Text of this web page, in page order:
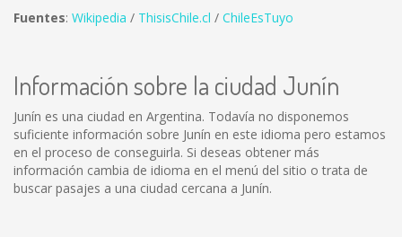
Fuentes: Wikipedia / ThisisChile.cl / ChileEsTuyo
Información sobre la ciudad Junín
Junín es una ciudad en Argentina. Todavía no disponemos
suficiente información sobre Junín en este idioma pero estamos
en el proceso de conseguirla. Si deseas obtener más
información cambia de idioma en el menú del sitio o trata de
buscar pasajes a una ciudad cercana a Junín.